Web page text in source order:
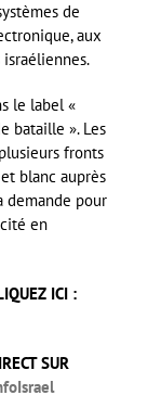
de
aux
le label «
bataille ». Les
fronts
blanc auprès
demande pour
en
ICI :
SUR